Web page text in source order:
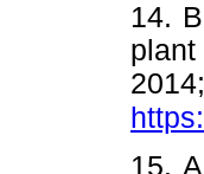
14.
15.